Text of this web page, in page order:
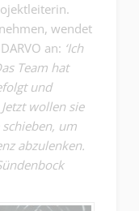
wendet
an: ‘Ich
Team hat
und
wollen sie
um
abzulenken.